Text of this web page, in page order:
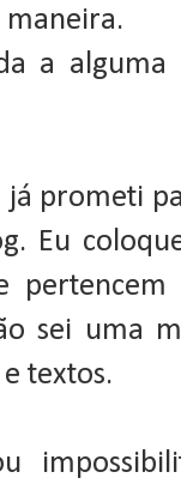
maneira.
a
prometi
Eu
sei uma
textos.